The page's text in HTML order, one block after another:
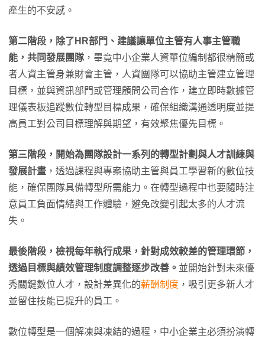
產生的不安感。
第二階段，除了HR部門、建議讓單位主管有人事主管職
能，共同發展團隊，畢竟中小企業人資單位編制都很精簡或
者人資主管身兼財會主管，人資團隊可以協助主管建立管理
目標，並與資訊部門或管理顧問公司合作，建立即時數據管
理儀表板追蹤數位轉型目標成果，確保組織溝通透明度並提
高員工對公司目標理解與期望，有效聚焦優先目標。
第三階段，開始為團隊設計一系列的轉型計劃與人才訓練與
發展計畫 ，透過課程與專案協助主管與員工學習新的數位技
能，確保團隊具備轉型所需能力。在轉型過程中也要隨時注
意員工負面情緒與工作體驗，避免改變引起太多的人才流
失。
最後階段，檢視每年執行成果，針對成效較差的管理環節，
透過目標與績效管理制度調整逐步改善。 並開始針對未來優
秀關鍵數位人才，設計差異化的薪酬制度 ，吸引更多新人才
並留住技能已提升的員工。
數位轉型是一個解凍與凍結的過程，中小企業主必須扮演轉